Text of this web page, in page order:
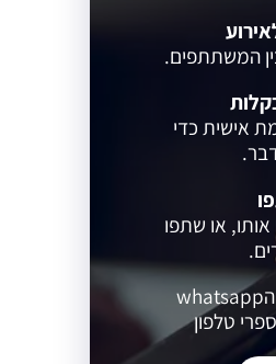
המשתתפים.
אישית כדי
או שתפו
כל זה דרך שליחה מה הwhatsapp
טלפון